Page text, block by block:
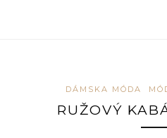
DÁMSKA MÓDA
RUŽOVÝ